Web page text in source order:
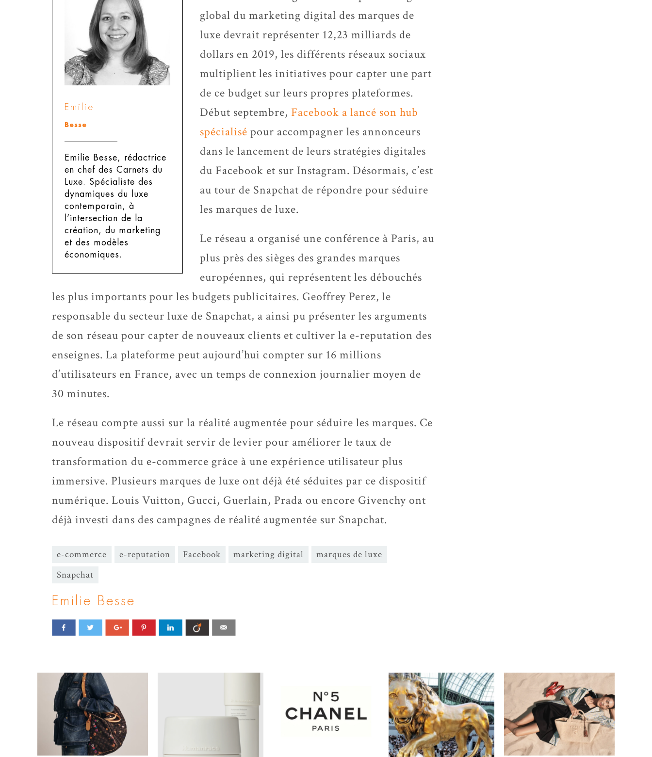
Emilie
Besse
Emilie Besse, rédactrice
en chef des Carnets du
Luxe.
Spécialiste des
dynamiques du luxe
contemporain, à
l’intersection de la
création, du marketing
et des modèles
économiques.
global du marketing digital des marques de
luxe devrait représenter 12,23 milliards de
dollars en 2019, les différents réseaux sociaux
multiplient les initiatives pour capter une part
de ce budget sur leurs propres plateformes.
Début septembre, Facebook a lancé son hub
spécialisé pour accompagner les annonceurs
dans le lancement de leurs stratégies digitales
du Facebook et sur Instagram. Désormais, c’est
au tour de Snapchat de répondre pour séduire
les marques de luxe.
Le réseau a organisé une conférence à Paris, au
plus près des sièges des grandes marques
européennes, qui représentent les débouchés
les plus importants pour les budgets publicitaires. Geoffrey Perez, le
responsable du secteur luxe de Snapchat, a ainsi pu présenter les arguments
de son réseau pour capter de nouveaux clients et cultiver la e-reputation des
enseignes. La plateforme peut aujourd’hui compter sur 16 millions
d’utilisateurs en France, avec un temps de connexion journalier moyen de
30 minutes.
Le réseau compte aussi sur la réalité augmentée pour séduire les marques. Ce
nouveau dispositif devrait servir de levier pour améliorer le taux de
transformation du e-commerce grâce à une expérience utilisateur plus
immersive. Plusieurs marques de luxe ont déjà été séduites par ce dispositif
numérique. Louis Vuitton, Gucci, Guerlain, Prada ou encore Givenchy ont
déjà investi dans des campagnes de réalité augmentée sur Snapchat.
e-commerce e-reputation Facebook marketing digital
marques de luxe
Snapchat
Emilie Besse